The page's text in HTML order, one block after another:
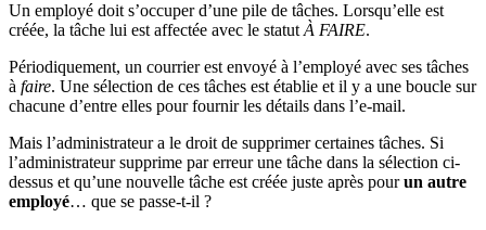
Un employé doit s’occuper d’une pile de tâches. Lorsqu’elle est
créée, la tâche lui est affectée avec le statutÀ FAIRE.
Périodiquement, un courrier est envoyé à l’employé avec ses tâches
à faire. Une sélection de ces tâches est établie et il y a une boucle sur
chacune d’entre elles pour fournir les détails dans l’e-mail.
Mais l’administrateur a le droit de supprimer certaines tâches. Si
l’administrateur supprime par erreur une tâche dans la sélection ci-
dessus et qu’une nouvelle tâche est créée juste après pourun autre
employé… que se passe-t-il ?